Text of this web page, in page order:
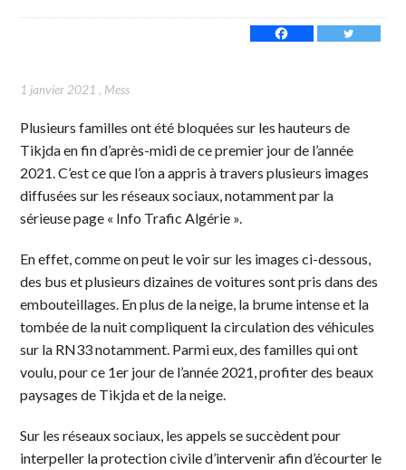
1 janvier 2021 , Mess
Plusieurs familles ont été bloquées sur les hauteurs de
Tikjda en fin d’après-midi de ce premier jour de l’année
2021. C’est ce que l’on a appris à travers plusieurs images
diffusées sur les réseaux sociaux, notamment par la
sérieuse page « Info Trafic Algérie ».
En effet, comme on peut le voir sur les images ci-dessous,
des bus et plusieurs dizaines de voitures sont pris dans des
embouteillages. En plus de la neige, la brume intense et la
tombée de la nuit compliquent la circulation des véhicules
sur la RN33 notamment. Parmi eux, des familles qui ont
voulu, pour ce 1er jour de l’année 2021, profiter des beaux
paysages de Tikjda et de la neige.
Sur les réseaux sociaux, les appels se succèdent pour
interpeller la protection civile d’intervenir afin d’écourter le